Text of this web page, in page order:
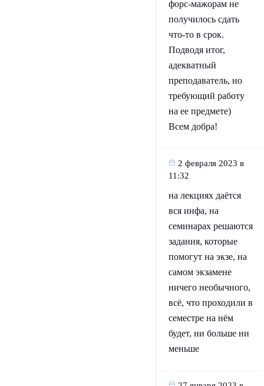
форс-мажорам не
получилось сдать
что-то в срок.
Подводя итог,
адекватный
преподаватель, но
требующий работу
на ее предмете)
Всем добра!
2 февраля 2023 в
11:32
на лекциях даётся
вся инфа, на
семинарах решаются
задания, которые
помогут на экзе, на
самом экзамене
ничего необычного,
всё, что проходили в
семестре на нём
будет, ни больше ни
меньше